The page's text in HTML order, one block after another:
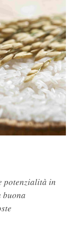
potenzialità in
buona